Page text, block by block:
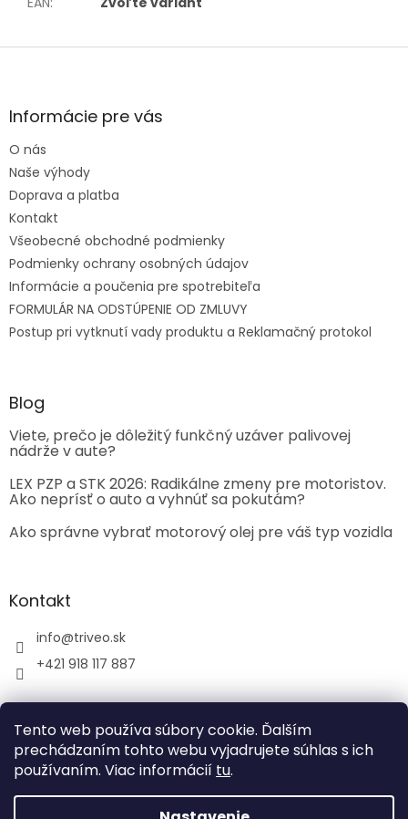
Tento web používa súbory cookie. Ďalším
prechádzaním tohto webu vyjadrujete súhlas s ich
používaním. Viac informácií tu.
Zápätie
Informácie pre vás
O nás
Naše výhody
Doprava a platba
Kontakt
Všeobecné obchodné podmienky
Podmienky ochrany osobných údajov
Informácie a poučenia pre spotrebiteľa
FORMULÁR NA ODSTÚPENIE OD ZMLUVY
Postup pri vytknutí vady produktu a Reklamačný protokol
Blog
Viete, prečo je dôležitý funkčný uzáver palivovej
nádrže v aute?
LEX PZP a STK 2026: Radikálne zmeny pre motoristov.
Ako neprísť o auto a vyhnúť sa pokutám?
Ako správne vybrať motorový olej pre váš typ vozidla
Kontakt
info@triveo.sk
+421 918 117 887
Vytvoril Shoptet